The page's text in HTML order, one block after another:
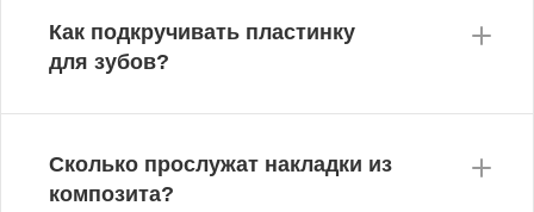
Как подкручивать пластинку
для зубов?
Сколько прослужат накладки из
композита?